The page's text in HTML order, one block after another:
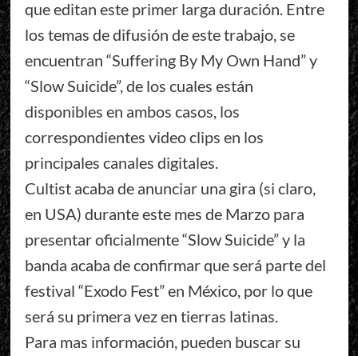
que editan este primer larga duración. Entre
los temas de difusión de este trabajo, se
encuentran “Suffering By My Own Hand” y
“Slow Suicide”, de los cuales están
disponibles en ambos casos, los
correspondientes video clips en los
principales canales digitales.
Cultist acaba de anunciar una gira (si claro,
en USA) durante este mes de Marzo para
presentar oficialmente “Slow Suicide” y la
banda acaba de confirmar que será parte del
festival “Exodo Fest” en México, por lo que
será su primera vez en tierras latinas.
Para mas información, pueden buscar su